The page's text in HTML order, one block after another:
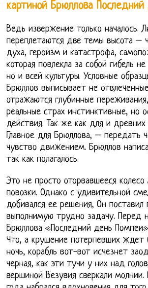
картиной Брюллова
Ведь извержение только началось.
переплетаются две темы высота –
духа, героизм и катастрофа,
которая повлекла за собой гибель
но и всей культуры. Условные
Брюллов выписывает не
отражаются глубинные
реальные страх инстинктивные, но
действия. Так же как для и древних
Главное для Брюллова, – передать
чувство движением. Брюллов
так как полагалось.
Это не просто оторвавшееся колесо
повозки. Однако с удивительной
добивался ее решения, Он
выполнимую трудно задачу. Перед
Брюллова «Последний день
Что, а крушение потерпевших ждет
ночь, корабль вот-вот исчезнет
черная, как эти тучи у них над
вершиной Везувия сверкали